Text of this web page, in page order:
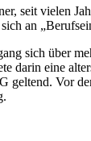
seit vielen
an
sich über
darin eine
geltend. Vor